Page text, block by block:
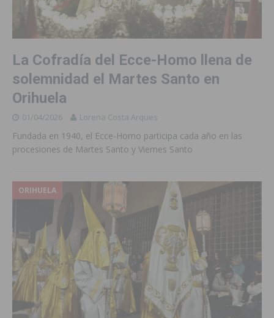
La Cofradía del Ecce-Homo llena de
solemnidad el Martes Santo en
Orihuela
01/04/2026 Lorena Costa Arques
Fundada en 1940, el Ecce-Homo participa cada año en las
procesiones de Martes Santo y Viernes Santo
ORIHUELA